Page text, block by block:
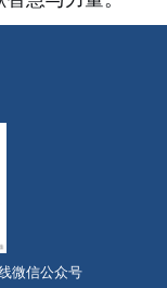
微信公众号